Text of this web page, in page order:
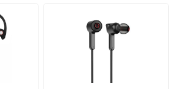
بنوك الطاقة المحمولة